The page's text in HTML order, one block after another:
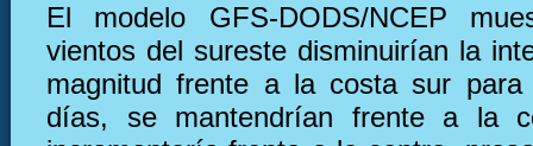
El modelo GFS-DODS/NCEP
vientos del sureste disminuirían la
magnitud frente a la costa sur para
días, se mantendrían frente a la